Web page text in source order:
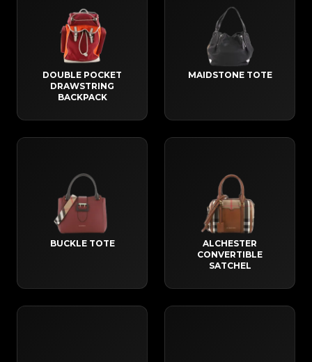
DOUBLE POCKET
DRAWSTRING
BACKPACK
MAIDSTONE TOTE
BUCKLE TOTE
ALCHESTER
CONVERTIBLE
SATCHEL